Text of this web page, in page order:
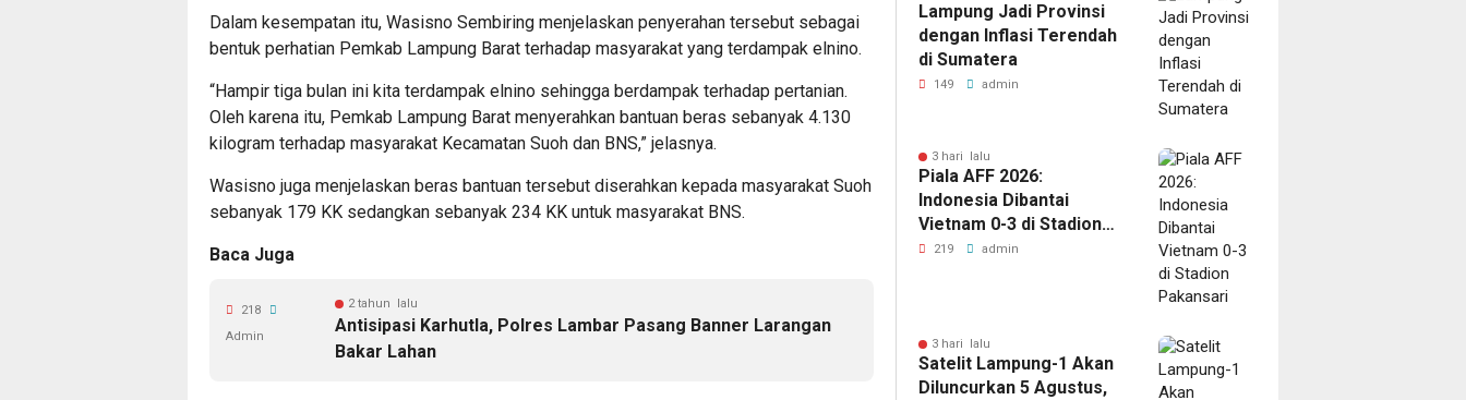
Dalam kesempatan itu, Wasisno Sembiring menjelaskan penyerahan tersebut sebagai
bentuk perhatian Pemkab Lampung Barat terhadap masyarakat yang terdampak elnino.
“Hampir tiga bulan ini kita terdampak elnino sehingga berdampak terhadap pertanian.
Oleh karena itu, Pemkab Lampung Barat menyerahkan bantuan beras sebanyak 4.130
kilogram terhadap masyarakat Kecamatan Suoh dan BNS,” jelasnya.
Wasisno juga menjelaskan beras bantuan tersebut diserahkan kepada masyarakat Suoh
sebanyak 179 KK sedangkan sebanyak 234 KK untuk masyarakat BNS.
Baca Juga
2 tahun lalu
Antisipasi Karhutla, Polres Lambar Pasang Banner Larangan
Bakar Lahan
218
Admin
Lampung Jadi Provinsi
dengan Inflasi Terendah
di Sumatera
149 admin
3 hari lalu
Piala AFF 2026:
Indonesia Dibantai
Vietnam 0-3 di Stadion
Pakansari
219 admin
3 hari lalu
Satelit Lampung-1 Akan
Diluncurkan 5 Agustus,